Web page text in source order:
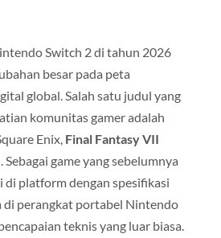
Switch 2 di tahun 2026
besar pada peta
global. Salah satu judul yang
komunitas gamer adalah
Enix, Final Fantasy VII
. Sebagai game yang sebelumnya
di platform dengan spesifikasi
di perangkat portabel Nintendo
teknis yang luar biasa.